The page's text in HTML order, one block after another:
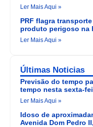
Ler Mais Aqui »
PRF flagra
produto perigoso na
Ler Mais Aqui »
Últimas Noticias
Previsão do tempo
tempo nesta sexta-
Ler Mais Aqui »
Idoso de
Avenida Dom Pedro